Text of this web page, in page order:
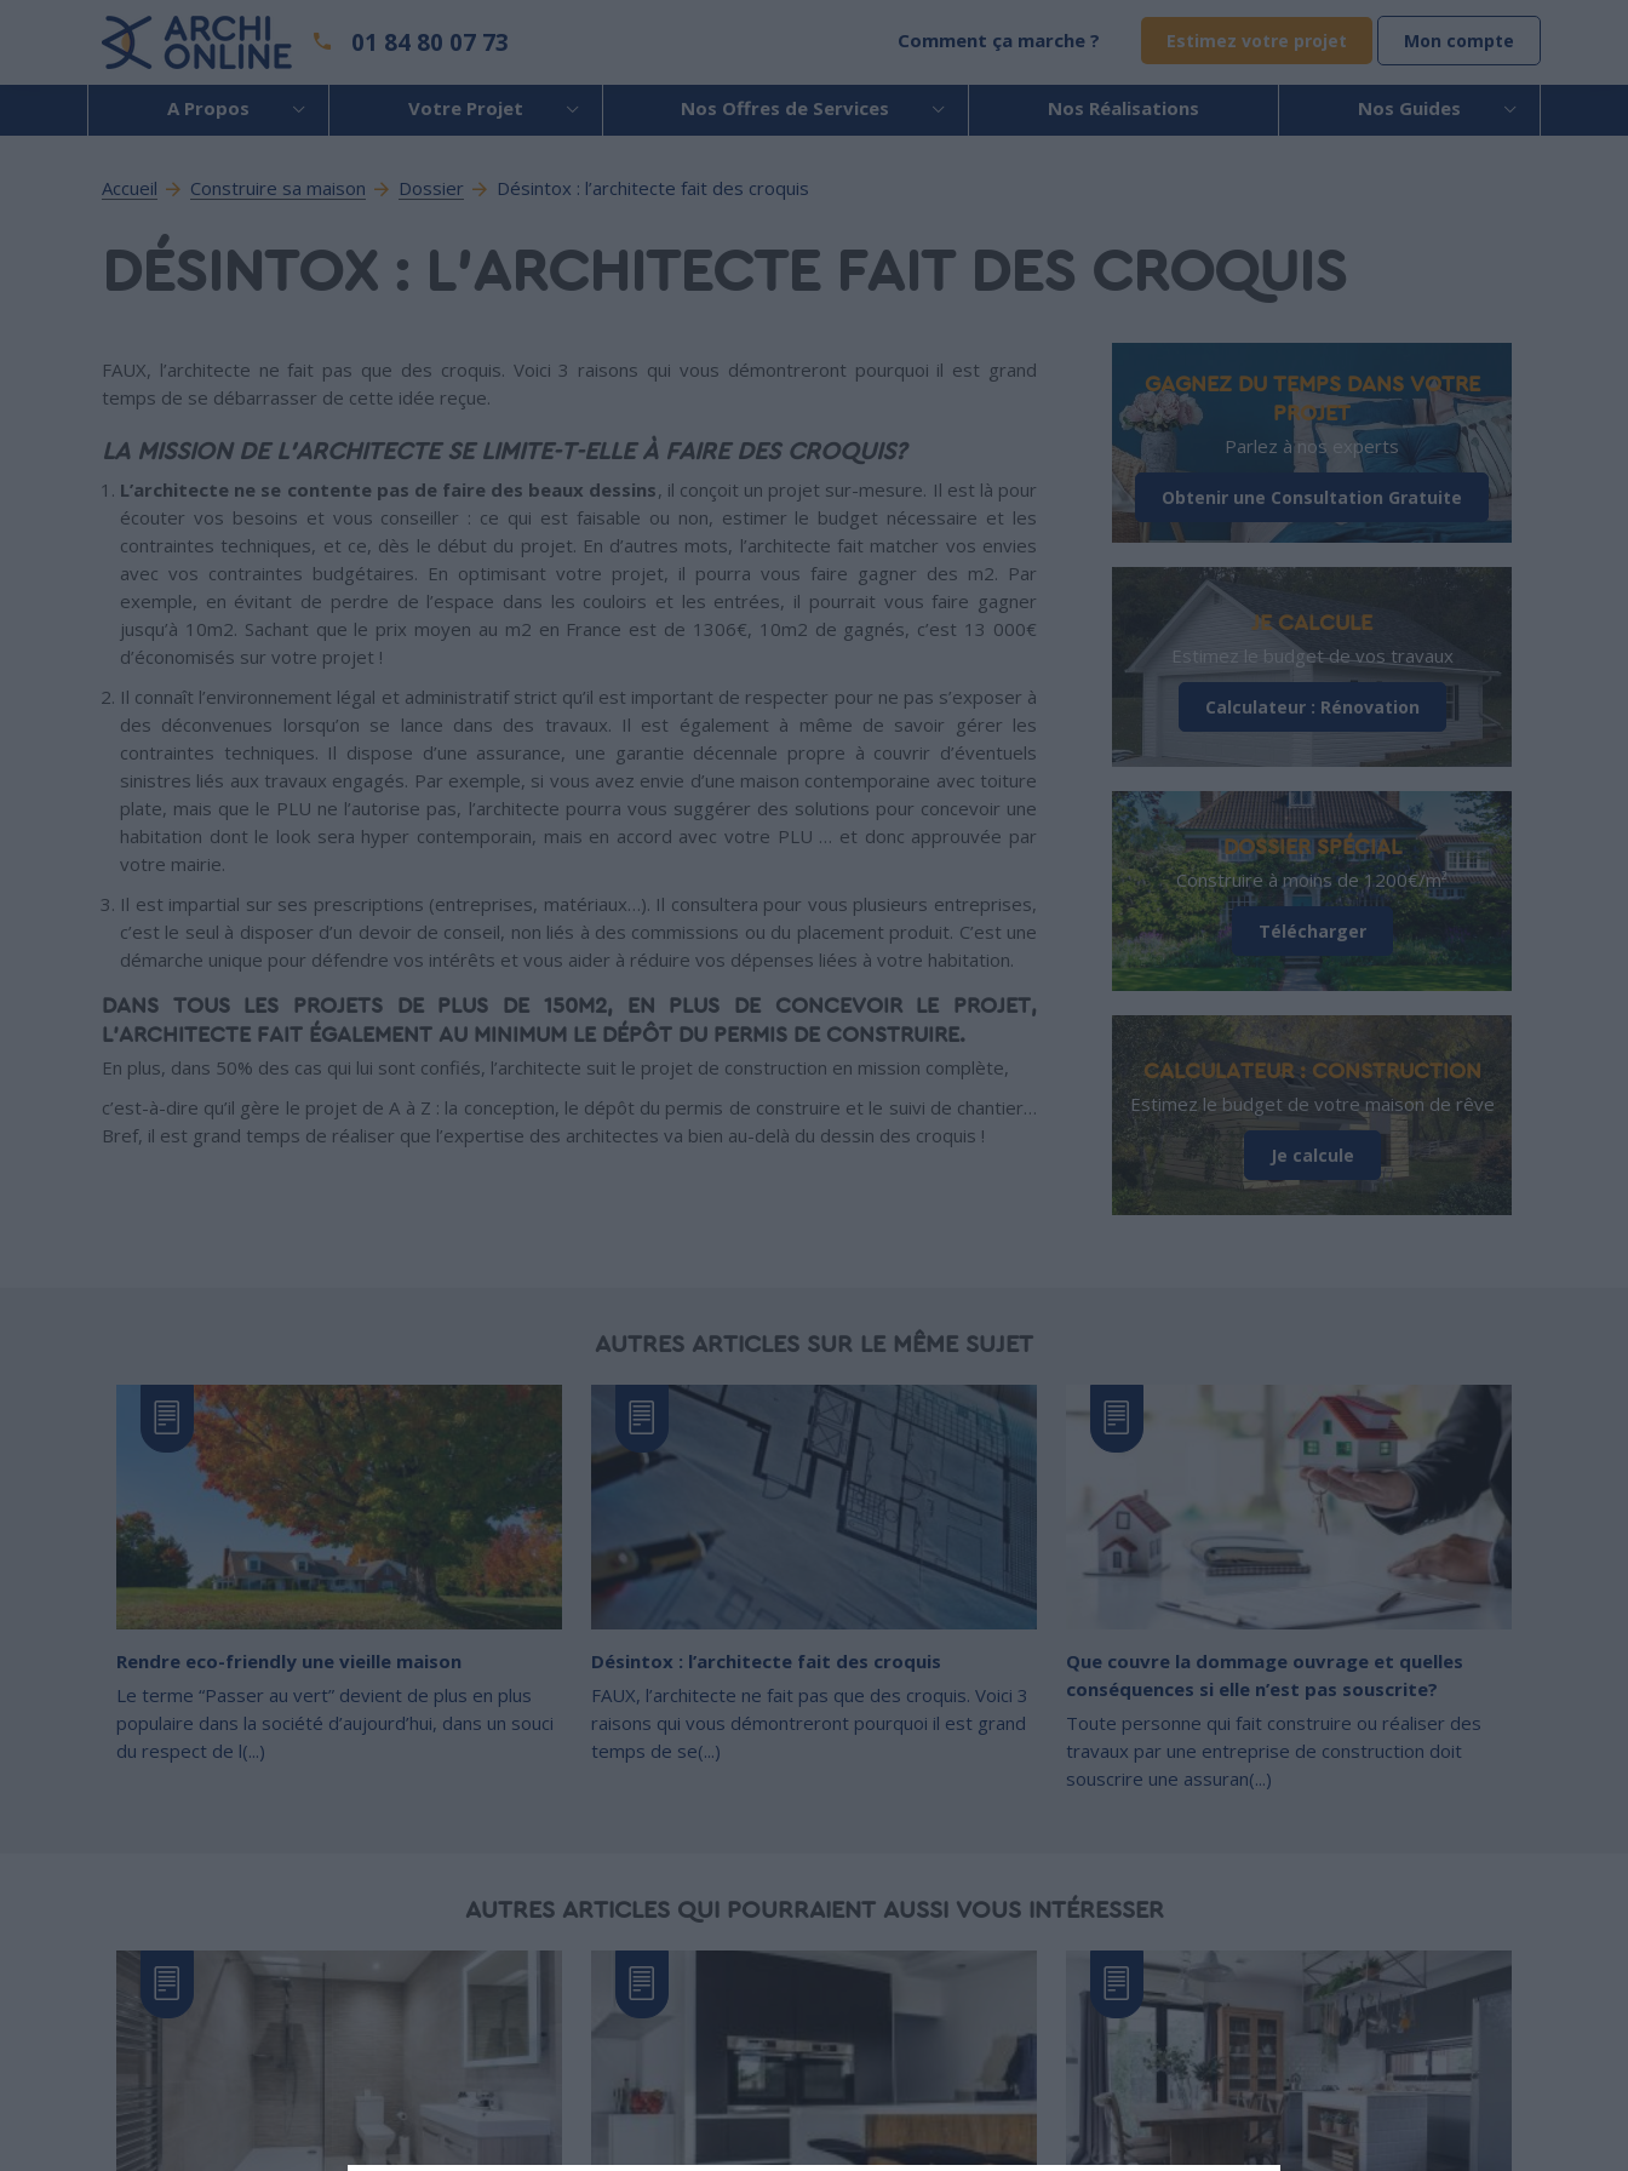
01 84 80 07 73 Comment ça marche ? Estimez votre projet Mon compte
A Propos Votre Projet Nos Offres de Services Nos Réalisations Nos Guides
Accueil Construire sa maison Dossier Désintox : l’architecte fait des croquis
DÉSINTOX : L’ARCHITECTE FAIT DES CROQUIS
FAUX, l’architecte ne fait pas que des croquis. Voici 3 raisons qui vous démontreront pourquoi il est grand
temps de se débarrasser de cette idée reçue.
LA MISSION DE L’ARCHITECTE SE LIMITE-T-ELLE À FAIRE DES CROQUIS?
L’architecte ne se contente pas de faire des beaux dessins, il conçoit un projet sur-mesure. Il est là pour
écouter vos besoins et vous conseiller : ce qui est faisable ou non, estimer le budget nécessaire et les
contraintes techniques, et ce, dès le début du projet. En d’autres mots, l’architecte fait matcher vos envies
avec vos contraintes budgétaires. En optimisant votre projet, il pourra vous faire gagner des m2. Par
exemple, en évitant de perdre de l’espace dans les couloirs et les entrées, il pourrait vous faire gagner
jusqu’à 10m2. Sachant que le prix moyen au m2 en France est de 1306€, 10m2 de gagnés, c’est 13 000€
d’économisés sur votre projet !
Il connaît l’environnement légal et administratif strict qu’il est important de respecter pour ne pas s’exposer à
des déconvenues lorsqu’on se lance dans des travaux. Il est également à même de savoir gérer les
contraintes techniques. Il dispose d’une assurance, une garantie décennale propre à couvrir d’éventuels
sinistres liés aux travaux engagés. Par exemple, si vous avez envie d’une maison contemporaine avec toiture
plate, mais que le PLU ne l’autorise pas, l’architecte pourra vous suggérer des solutions pour concevoir une
habitation dont le look sera hyper contemporain, mais en accord avec votre PLU … et donc approuvée par
votre mairie.
Il est impartial sur ses prescriptions (entreprises, matériaux…). Il consultera pour vous plusieurs entreprises,
c’est le seul à disposer d’un devoir de conseil, non liés à des commissions ou du placement produit. C’est une
démarche unique pour défendre vos intérêts et vous aider à réduire vos dépenses liées à votre habitation.
DANS TOUS LES PROJETS DE PLUS DE 150M2, EN PLUS DE CONCEVOIR LE PROJET,
L’ARCHITECTE FAIT ÉGALEMENT AU MINIMUM LE DÉPÔT DU PERMIS DE CONSTRUIRE.
En plus, dans 50% des cas qui lui sont confiés, l’architecte suit le projet de construction en mission complète,
c’est-à-dire qu’il gère le projet de A à Z : la conception, le dépôt du permis de construire et le suivi de chantier…
Bref, il est grand temps de réaliser que l’expertise des architectes va bien au-delà du dessin des croquis !
GAGNEZ DU TEMPS DANS VOTRE
PROJET
Parlez à nos experts
Obtenir une Consultation Gratuite
JE CALCULE
Estimez le budget de vos travaux
Calculateur : Rénovation
DOSSIER SPÉCIAL
Construire à moins de 1200€/m²
Télécharger
CALCULATEUR : CONSTRUCTION
Estimez le budget de votre maison de rêve
Je calcule
AUTRES ARTICLES SUR LE MÊME SUJET
Rendre eco-friendly une vieille maison
Le terme “Passer au vert” devient de plus en plus
populaire dans la société d’aujourd’hui, dans un souci
du respect de l(...)
Désintox : l’architecte fait des croquis
FAUX, l’architecte ne fait pas que des croquis. Voici 3
raisons qui vous démontreront pourquoi il est grand
temps de se(...)
Que couvre la dommage ouvrage et quelles
conséquences si elle n’est pas souscrite?
Toute personne qui fait construire ou réaliser des
travaux par une entreprise de construction doit
souscrire une assuran(...)
AUTRES ARTICLES QUI POURRAIENT AUSSI VOUS INTÉRESSER